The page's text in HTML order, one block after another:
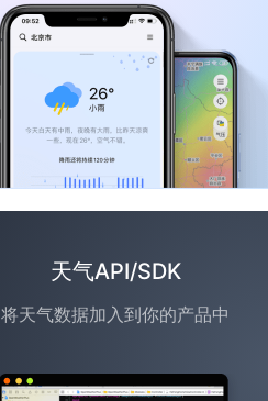
天气API/SDK
将天气数据加入到你的产品中